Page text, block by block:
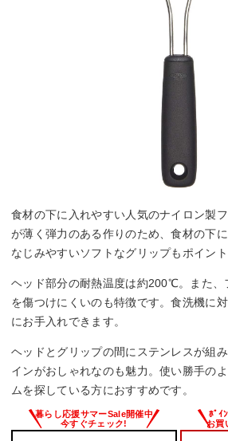
食材の下に入れやすい人気のナイロン製
が薄く弾力のある作りのため、食材の下
なじみやすいソフトなグリップもポイント
ヘッド部分の耐熱温度は約200℃。また、
を傷つけにくいのも特徴です。食洗機に
にお手入れできます。
ヘッドとグリップの間にステンレスが組
インがおしゃれなのも魅力。使い勝手の
ムを探している方におすすめです。